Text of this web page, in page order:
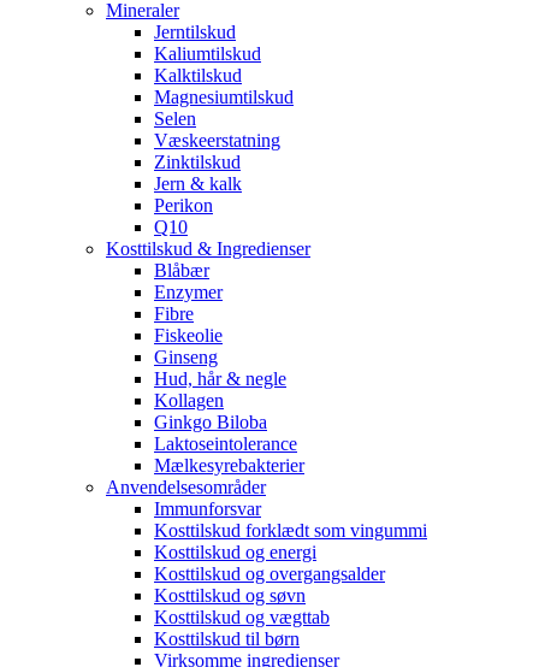
Mineraler
Jerntilskud
Kaliumtilskud
Kalktilskud
Magnesiumtilskud
Selen
Væskeerstatning
Zinktilskud
Jern & kalk
Perikon
Q10
Kosttilskud & Ingredienser
Blåbær
Enzymer
Fibre
Fiskeolie
Ginseng
Hud, hår & negle
Kollagen
Ginkgo Biloba
Laktoseintolerance
Mælkesyrebakterier
Anvendelsesområder
Immunforsvar
Kosttilskud forklædt som vingummi
Kosttilskud og energi
Kosttilskud og overgangsalder
Kosttilskud og søvn
Kosttilskud og vægttab
Kosttilskud til børn
Virksomme ingredienser